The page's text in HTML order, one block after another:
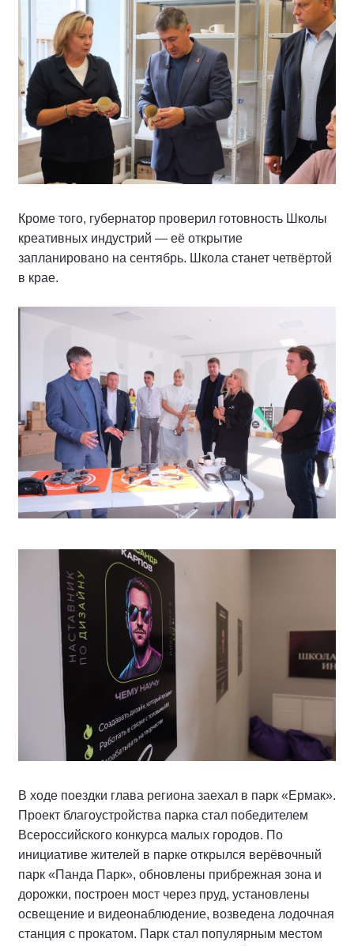
Кроме того, губернатор проверил готовность Школы
креативных индустрий — её открытие
запланировано на сентябрь. Школа станет четвёртой
в крае.
В ходе поездки глава региона заехал в парк «Ермак».
Проект благоустройства парка стал победителем
Всероссийского конкурса малых городов. По
инициативе жителей в парке открылся верёвочный
парк «Панда Парк», обновлены прибрежная зона и
дорожки, построен мост через пруд, установлены
освещение и видеонаблюдение, возведена лодочная
станция с прокатом. Парк стал популярным местом